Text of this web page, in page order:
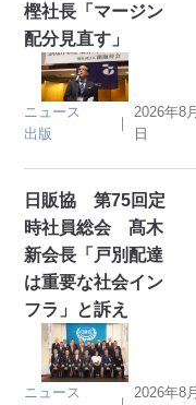
樫社長「マージン
配分見直す」
ニュース
出版
｜
2026年8
日
日販協 第75回定
時社員総会 髙木
新会長「戸別配達
は重要な社会イン
フラ」と訴え
ニュース 2026年8